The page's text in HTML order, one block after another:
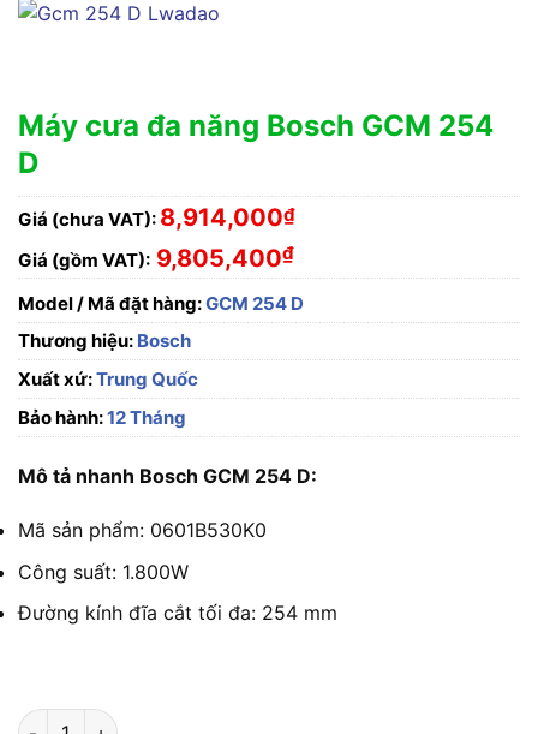
Máy cưa đa năng Bosch GCM 254
D
Giá (chưa VAT): 8,914,000₫
Giá (gồm VAT): 9,805,400₫
Model / Mã đặt hàng:GCM 254 D
Thương hiệu: Bosch
Xuất xứ:Trung Quốc
Bảo hành:12 Tháng
Mô tả nhanh Bosch GCM 254 D:
Mã sản phẩm: 0601B530K0
Công suất: 1.800W
Đường kính đĩa cắt tối đa: 254 mm
Máy cưa đa năng Bosch GCM 254 D số lượng